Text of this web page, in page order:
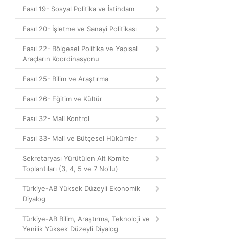
Fasıl 19- Sosyal Politika ve İstihdam
Fasıl 20- İşletme ve Sanayi Politikası
Fasıl 22- Bölgesel Politika ve Yapısal
Araçların Koordinasyonu
Fasıl 25- Bilim ve Araştırma
Fasıl 26- Eğitim ve Kültür
Fasıl 32- Mali Kontrol
Fasıl 33- Mali ve Bütçesel Hükümler
Sekretaryası Yürütülen Alt Komite
Toplantıları (3, 4, 5 ve 7 No'lu)
Türkiye-AB Yüksek Düzeyli Ekonomik
Diyalog
Türkiye-AB Bilim, Araştırma, Teknoloji ve
Yenilik Yüksek Düzeyli Diyalog